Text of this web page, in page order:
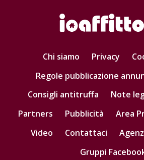
Chi siamo Privacy
Regole pubblicazione
Consigli antitruffa
Note
Partners
Pubblicità Area
Video
Contattaci
Gruppi